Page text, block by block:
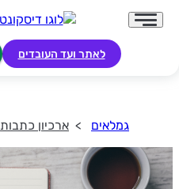
לאתר ועד העובדים
גמלאים ארכיון כתבות